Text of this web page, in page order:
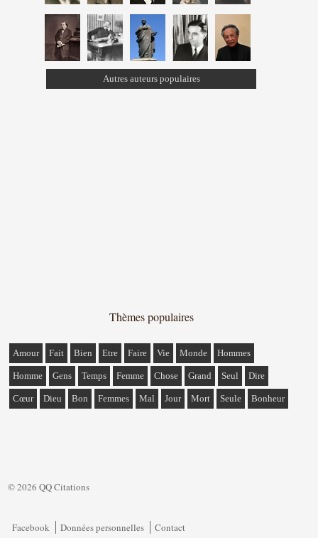
Autres auteurs populaires
Thèmes populaires
Amour Fait Bien Etre Faire Vie Monde Hommes
Homme Gens Temps Femme Chose Grand Seul Dire
Cœur Dieu Bon Femmes Mal Jour Mort Seule Bonheur
© 2026 QQ Citations
Facebook Données personnelles Contact